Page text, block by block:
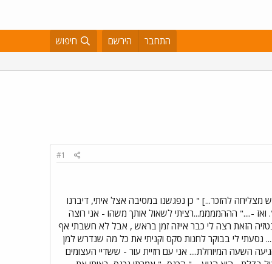
התחבר הירשם חיפוש
#1
מצליחה להזכר...] " כן נפגשנו במסיבה אצל איתי, דיברנו
ואז -...." הההממממ...רציתי לשאול אותך משהו - אני רוצה
הזאת רצה לי כבר אייזה זמן בראש , אבל לא חשבתי אף
נסעתי לי בבוקר לחנות סקס וקניתי את כל מה שנדרש למן
השעה המיוחלת.... אני עם חזיית עור - ששדיי העצומים